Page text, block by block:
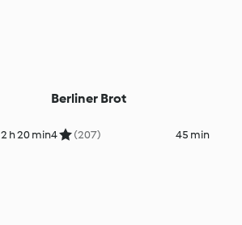
2 h 20 min
Berliner Brot
4 (207) 45 min